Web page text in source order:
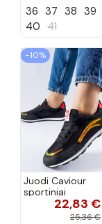
Casey
36 37 38 39
40 41
−10%
Juodi Caviour
sportiniai
sportbačiai22,83 €
25,36 €